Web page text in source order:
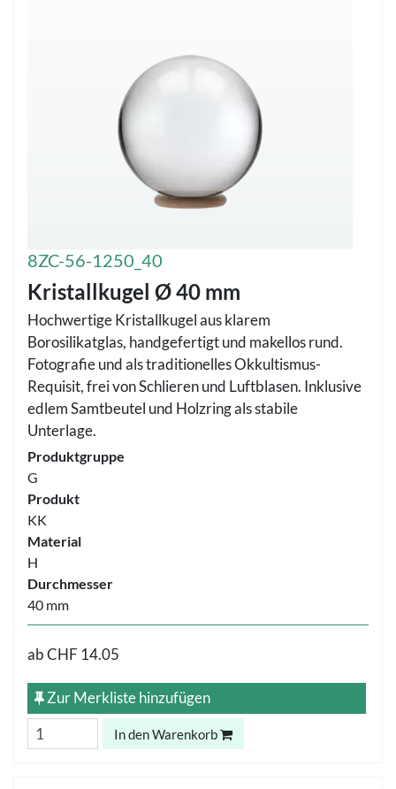
8ZC-56-1250_40
Kristallkugel Ø 40 mm
Hochwertige Kristallkugel aus klarem
Borosilikatglas, handgefertigt und makellos rund.
Fotografie und als traditionelles Okkultismus-
Requisit, frei von Schlieren und Luftblasen. Inklusive
edlem Samtbeutel und Holzring als stabile
Unterlage.
Produktgruppe
G
Produkt
KK
Material
H
Durchmesser
40 mm
abCHF 14.05
Zur Merkliste hinzufügen
In den Warenkorb